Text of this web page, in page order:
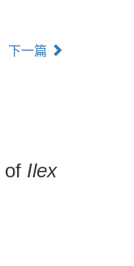
下一篇
of Ilex